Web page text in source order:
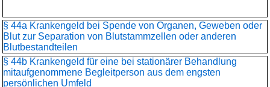
§ 44a Krankengeld bei Spende von Organen, Geweben oder
Blut zur Separation von Blutstammzellen oder anderen
Blutbestandteilen
§ 44b Krankengeld für eine bei stationärer Behandlung
mitaufgenommene Begleitperson aus dem engsten
persönlichen Umfeld